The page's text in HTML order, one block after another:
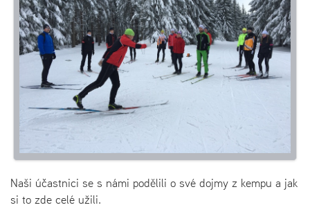
Naši účastnici se s námi podělili o své dojmy z kempu a jak
si to zde celé užili.